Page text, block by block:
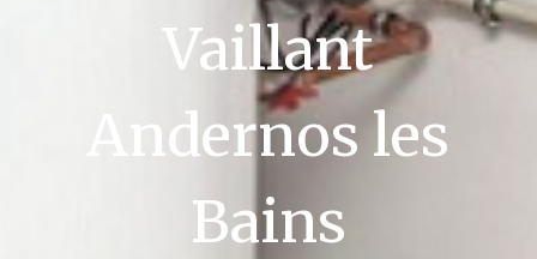
Vaillant
Andernos les
Bains